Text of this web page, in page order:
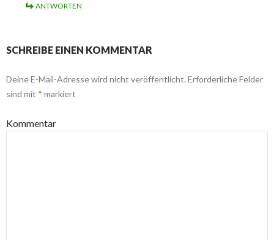
ANTWORTEN
SCHREIBE EINEN KOMMENTAR
Deine E-Mail-Adresse wird nicht veröffentlicht. Erforderliche Felder
sind mit * markiert
Kommentar